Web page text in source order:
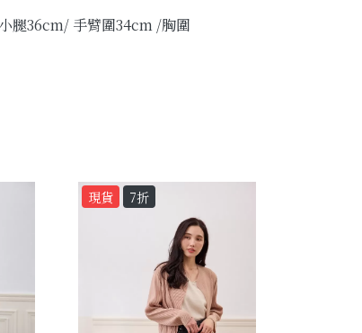
腿36cm/ 手臂圍34cm /胸圍
現貨 7折